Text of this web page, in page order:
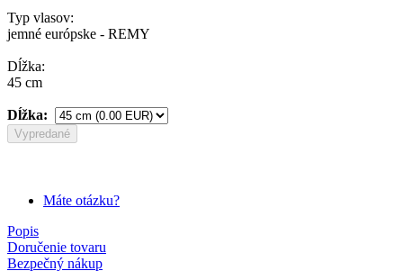
Typ vlasov:
jemné európske - REMY
Dĺžka:
45 cm
Dĺžka:
Vypredané
Máte otázku?
Popis
Doručenie tovaru
Bezpečný nákup